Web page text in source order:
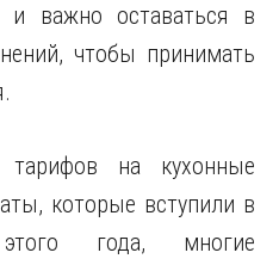
и важно оставаться в
чтобы принимать
на кухонные
которые вступили в
года, многие